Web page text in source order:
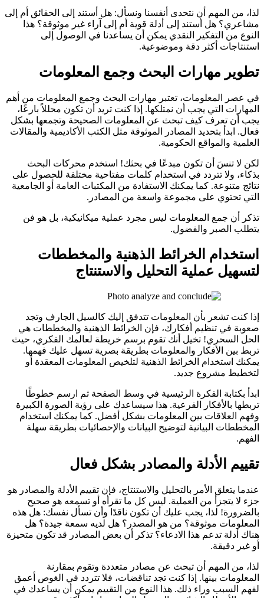
لذا، من المهم أن نتحدى أنفسنا ونسأل: هل أستند إلى الحقائق أم إلى
مشاعري؟ هل أستند إلى أدلة قوية أم إلى آراء غير موثوقة؟ هذا
النوع من التفكير النقدي يمكن أن يساعدنا في الوصول إلى
استنتاجات أكثر دقة وموضوعية.
تطوير مهارات البحث وجمع المعلومات
في عصر المعلومات، تعتبر مهارات البحث وجمع المعلومات من أهم
المهارات التي يجب أن نمتلكها. إذا كنت تريد أن تكون محللاً بارعًا،
يجب أن تعرف كيف تبحث عن المعلومات الصحيحة وتجمعها بشكل
فعال. ابدأ بتحديد المصادر الموثوقة مثل الكتب الأكاديمية والمقالات
العلمية والمواقع الحكومية.
لكن لا تنسَ أن تكون مبدعًا في بحثك! استخدم محركات البحث
بذكاء، ولا تتردد في استخدام كلمات مفتاحية مختلفة للحصول على
نتائج متنوعة. كما يمكنك الاستفادة من المكتبات العامة أو الجامعية
التي تحتوي على مجموعة واسعة من المصادر.
تذكر أن جمع المعلومات ليس مجرد عملية ميكانيكية، بل هو فن
يتطلب الصبر والفضول.
استخدام الخرائط الذهنية والمخططات
لتسهيل عملية التحليل والاستنتاج
إذا كنت تشعر بأن المعلومات تتدفق إليك كالسيل الجارف وتجد
صعوبة في تنظيم أفكارك، فإن الخرائط الذهنية والمخططات هي
الحل السحري! تخيل أنك تقوم برسم خريطة لعالمك الفكري، حيث
تربط بين الأفكار والمعلومات بطريقة بصرية تسهل عليك فهمها.
يمكنك استخدام الخرائط الذهنية لتلخيص المعلومات المعقدة أو
لتخطيط مشروع جديد.
ابدأ بكتابة الفكرة الرئيسية في وسط الصفحة ثم ارسم خطوطًا
تربطها بالأفكار الفرعية. هذا سيساعدك على رؤية الصورة الكبيرة
وفهم العلاقات بين المعلومات بشكل أفضل. كما يمكنك استخدام
المخططات البيانية لتوضيح البيانات والإحصائيات بطريقة سهلة
الفهم.
تقييم الأدلة والمصادر بشكل فعال
عندما يتعلق الأمر بالتحليل والاستنتاج، فإن تقييم الأدلة والمصادر هو
جزء لا يتجزأ من العملية. ليس كل ما تقرأه أو تسمعه هو صحيح
بالضرورة! لذا، يجب عليك أن تكون ناقدًا وأن تسأل نفسك: هل هذه
المعلومات موثوقة؟ من هو المصدر؟ هل لديه سمعة جيدة؟ هل
هناك أدلة تدعم هذا الادعاء؟ تذكر أن بعض المصادر قد تكون متحيزة
أو غير دقيقة.
لذا، من المهم أن تبحث عن مصادر متعددة وتقوم بمقارنة
المعلومات بينها. إذا كنت تجد تناقضات، فلا تتردد في الغوص أعمق
لفهم السبب وراء ذلك. هذا النوع من التقييم يمكن أن يساعدك في